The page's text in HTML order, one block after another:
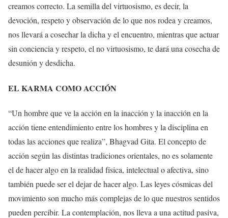
creamos correcto. La semilla del virtuosismo, es decir, la
devoción, respeto y observación de lo que nos rodea y creamos,
nos llevará a cosechar la dicha y el encuentro, mientras que actuar
sin conciencia y respeto, el no virtuosismo, te dará una cosecha de
desunión y desdicha.
EL KARMA COMO ACCIÓN
“Un hombre que ve la acción en la inacción y la inacción en la
acción tiene entendimiento entre los hombres y la disciplina en
todas las acciones que realiza”, Bhagvad Gita. El concepto de
acción según las distintas tradiciones orientales, no es solamente
el de hacer algo en la realidad física, intelectual o afectiva, sino
también puede ser el dejar de hacer algo. Las leyes cósmicas del
movimiento son mucho más complejas de lo que nuestros sentidos
pueden percibir. La contemplación, nos lleva a una actitud pasiva,